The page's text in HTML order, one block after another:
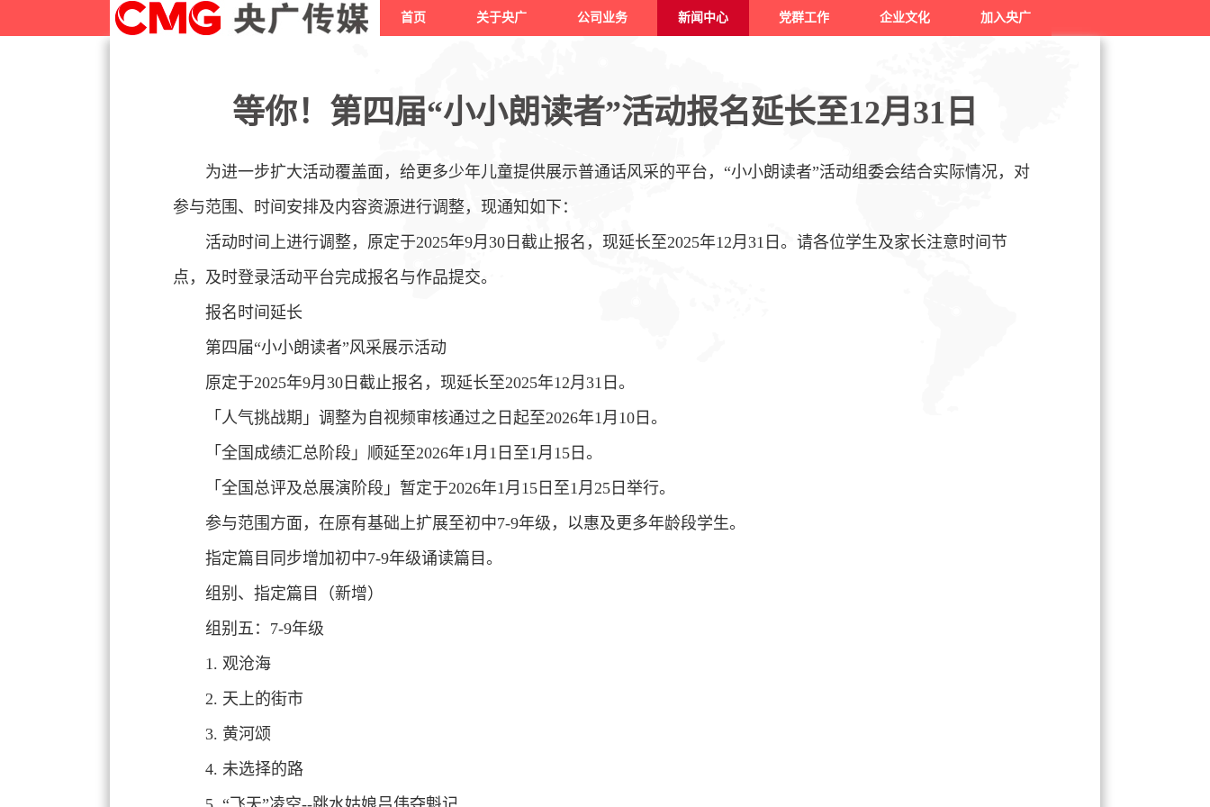
首页 关于央广 公司业务 新闻中心 党群工作 企业文化 加入央广
等你！第四届“小小朗读者”活动报名延长至12月31日
为进一步扩大活动覆盖面，给更多少年儿童提供展示普通话风采的平台，“小小朗读者”活动组委会结合实际情况，对
参与范围、时间安排及内容资源进行调整，现通知如下：
活动时间上进行调整，原定于2025年9月30日截止报名，现延长至2025年12月31日。请各位学生及家长注意时间节
点，及时登录活动平台完成报名与作品提交。
报名时间延长
第四届“小小朗读者”风采展示活动
原定于2025年9月30日截止报名，现延长至2025年12月31日。
「人气挑战期」调整为自视频审核通过之日起至2026年1月10日。
「全国成绩汇总阶段」顺延至2026年1月1日至1月15日。
「全国总评及总展演阶段」暂定于2026年1月15日至1月25日举行。
参与范围方面，在原有基础上扩展至初中7-9年级，以惠及更多年龄段学生。
指定篇目同步增加初中7-9年级诵读篇目。
组别、指定篇目（新增）
组别五：7-9年级
1. 观沧海
2. 天上的街市
3. 黄河颂
4. 未选择的路